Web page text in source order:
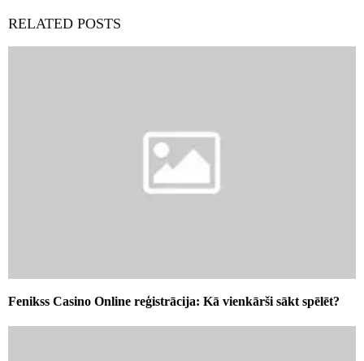
RELATED POSTS
Fenikss Casino Online reģistrācija: Kā vienkārši sākt spēlēt?